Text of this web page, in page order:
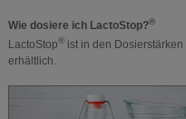
Wie dosiere ich LactoStop?®
LactoStop®ist in den Dosierstärken
erhältlich.